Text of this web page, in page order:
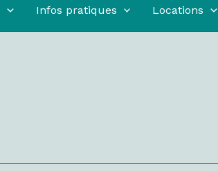
Infos pratiques Locations